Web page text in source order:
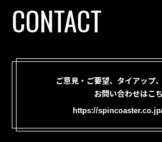
CONTACT
ご意見・ご要望、タイアップ
お問い合わせはこ
https://